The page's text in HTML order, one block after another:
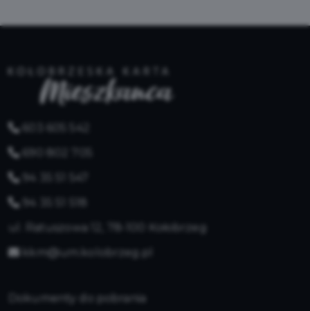
603 605 542
690 802 705
94 35 51 547
94 35 51 518
ul. Ratuszowa 12, 78-100 Kołobrzeg
kkm@um.kolobrzeg.pl
Dokumenty do pobrania